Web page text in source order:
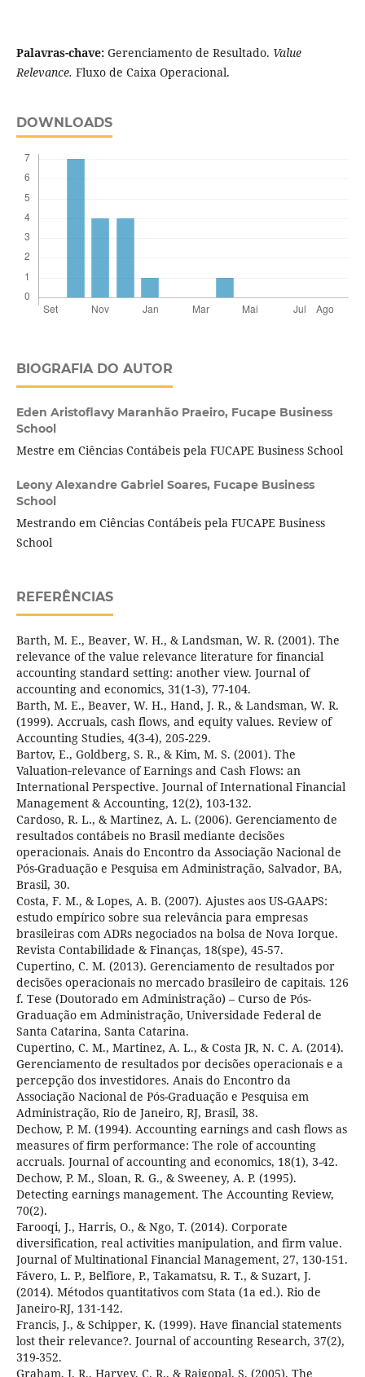
Palavras-chave: Gerenciamento de Resultado. Value
Relevance. Fluxo de Caixa Operacional.
DOWNLOADS
BIOGRAFIA DO AUTOR
Eden Aristoflavy Maranhão Praeiro, Fucape Business
School
Mestre em Ciências Contábeis pela FUCAPE Business School
Leony Alexandre Gabriel Soares, Fucape Business
School
Mestrando em Ciências Contábeis pela FUCAPE Business
School
REFERÊNCIAS
Barth, M. E., Beaver, W. H., & Landsman, W. R. (2001). The
relevance of the value relevance literature for financial
accounting standard setting: another view. Journal of
accounting and economics, 31(1-3), 77-104.
Barth, M. E., Beaver, W. H., Hand, J. R., & Landsman, W. R.
(1999). Accruals, cash flows, and equity values. Review of
Accounting Studies, 4(3-4), 205-229.
Bartov, E., Goldberg, S. R., & Kim, M. S. (2001). The
Valuation‐relevance of Earnings and Cash Flows: an
International Perspective. Journal of International Financial
Management & Accounting, 12(2), 103-132.
Cardoso, R. L., & Martinez, A. L. (2006). Gerenciamento de
resultados contábeis no Brasil mediante decisões
operacionais. Anais do Encontro da Associação Nacional de
Pós-Graduação e Pesquisa em Administração, Salvador, BA,
Brasil, 30.
Costa, F. M., & Lopes, A. B. (2007). Ajustes aos US-GAAPS:
estudo empírico sobre sua relevância para empresas
brasileiras com ADRs negociados na bolsa de Nova Iorque.
Revista Contabilidade & Finanças, 18(spe), 45-57.
Cupertino, C. M. (2013). Gerenciamento de resultados por
decisões operacionais no mercado brasileiro de capitais. 126
f. Tese (Doutorado em Administração) – Curso de Pós-
Graduação em Administração, Universidade Federal de
Santa Catarina, Santa Catarina.
Cupertino, C. M., Martinez, A. L., & Costa JR, N. C. A. (2014).
Gerenciamento de resultados por decisões operacionais e a
percepção dos investidores. Anais do Encontro da
Associação Nacional de Pós-Graduação e Pesquisa em
Administração, Rio de Janeiro, RJ, Brasil, 38.
Dechow, P. M. (1994). Accounting earnings and cash flows as
measures of firm performance: The role of accounting
accruals. Journal of accounting and economics, 18(1), 3-42.
Dechow, P. M., Sloan, R. G., & Sweeney, A. P. (1995).
Detecting earnings management. The Accounting Review,
70(2).
Farooqi, J., Harris, O., & Ngo, T. (2014). Corporate
diversification, real activities manipulation, and firm value.
Journal of Multinational Financial Management, 27, 130-151.
Fávero, L. P., Belfiore, P., Takamatsu, R. T., & Suzart, J.
(2014). Métodos quantitativos com Stata (1a ed.). Rio de
Janeiro-RJ, 131-142.
Francis, J., & Schipper, K. (1999). Have financial statements
lost their relevance?. Journal of accounting Research, 37(2),
319-352.
Graham, J. R., Harvey, C. R., & Rajgopal, S. (2005). The